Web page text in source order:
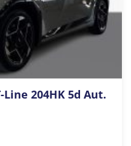
Line 204HK 5d Aut.